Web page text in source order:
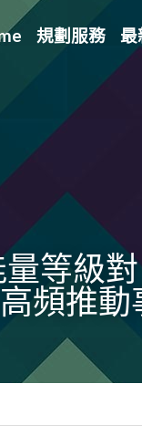
規劃服務 最
等級
頻推